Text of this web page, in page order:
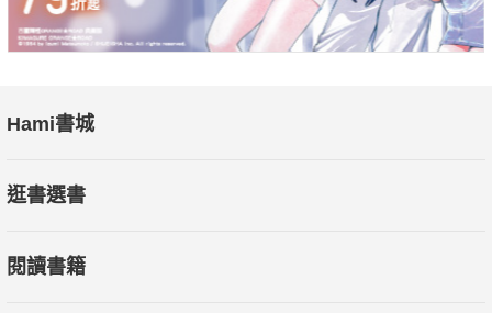
Hami書城
逛書選書
閱讀書籍